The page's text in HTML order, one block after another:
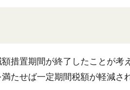
措置期間が終了したことが
たせば一定期間税額が軽減さ